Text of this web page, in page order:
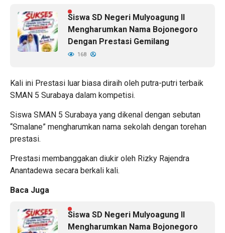
Siswa SD Negeri Mulyoagung II
Mengharumkan Nama Bojonegoro
Dengan Prestasi Gemilang
168
Kali ini Prestasi luar biasa diraih oleh putra-putri terbaik
SMAN 5 Surabaya dalam kompetisi.
Siswa SMAN 5 Surabaya yang dikenal dengan sebutan
“Smalane” mengharumkan nama sekolah dengan torehan
prestasi.
Prestasi membanggakan diukir oleh Rizky Rajendra
Anantadewa secara berkali kali.
Baca Juga
Siswa SD Negeri Mulyoagung II
Mengharumkan Nama Bojonegoro